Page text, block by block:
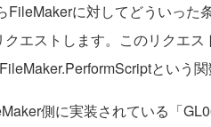
FileMakerに対してどういった
エストします。このリクエス
という関
側に実装されている「